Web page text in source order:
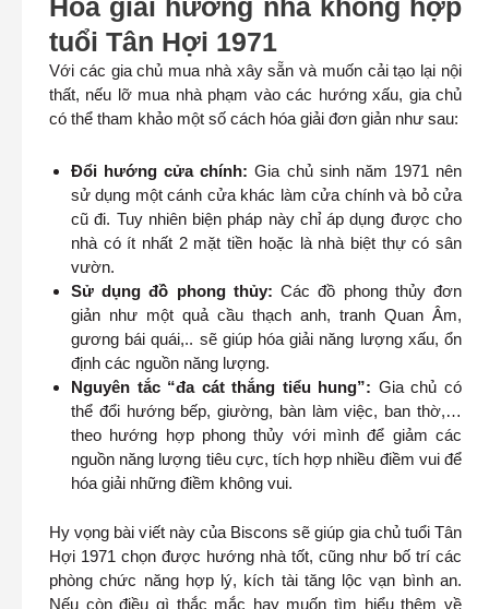
Hóa giải hướng nhà không hợp
tuổi Tân Hợi 1971
Với các gia chủ mua nhà xây sẵn và muốn cải tạo lại nội
thất, nếu lỡ mua nhà phạm vào các hướng xấu, gia chủ
có thể tham khảo một số cách hóa giải đơn giản như sau:
Đổi hướng cửa chính:Gia chủ sinh năm 1971 nên
sử dụng một cánh cửa khác làm cửa chính và bỏ cửa
cũ đi. Tuy nhiên biện pháp này chỉ áp dụng được cho
nhà có ít nhất 2 mặt tiền hoặc là nhà biệt thự có sân
vườn.
Sử dụng đồ phong thủy:Các đồ phong thủy đơn
giản như một quả cầu thạch anh, tranh Quan Âm,
gương bái quái,.. sẽ giúp hóa giải năng lượng xấu, ổn
định các nguồn năng lượng.
Nguyên tắc “đa cát thắng tiểu hung”: Gia chủ có
thể đổi hướng bếp, giường, bàn làm việc, ban thờ,…
theo hướng hợp phong thủy với mình để giảm các
nguồn năng lượng tiêu cực, tích hợp nhiều điềm vui để
hóa giải những điềm không vui.
Hy vọng bài viết này của Biscons sẽ giúp gia chủ tuổi Tân
Hợi 1971 chọn được hướng nhà tốt, cũng như bố trí các
phòng chức năng hợp lý, kích tài tăng lộc vạn bình an.
Nếu còn điều gì thắc mắc hay muốn tìm hiểu thêm về